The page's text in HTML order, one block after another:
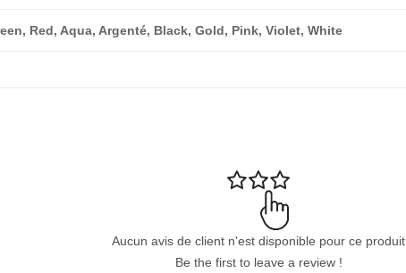
Red, Aqua, Argenté, Black, Gold, Pink, Violet, White
Aucun avis de client n'est disponible pour ce produit
Be the first to leave a review !